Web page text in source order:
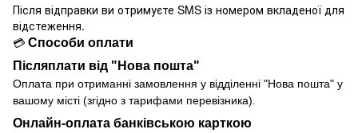
Після відправки ви отримуєте SMS із номером вкладеної для
відстеження.
💳 Способи оплати
Післяплати від "Нова пошта"
Оплата при отриманні замовлення у відділенні "Нова пошта" у
вашому місті (згідно з тарифами перевізника).
Онлайн-оплата банківською карткою